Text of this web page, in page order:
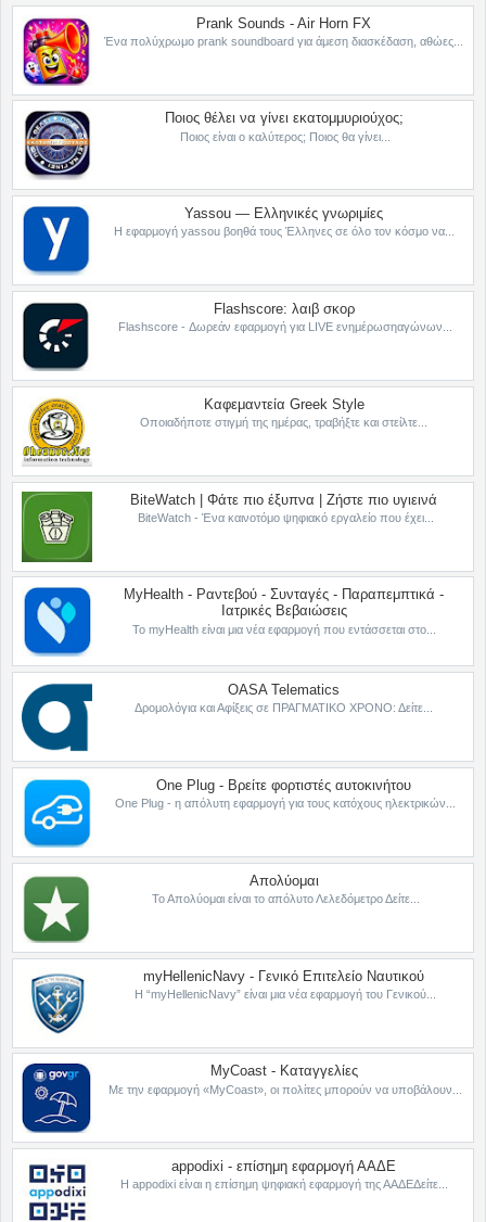
Prank Sounds - Air Horn FX
Ένα πολύχρωμο prank soundboard για άμεση διασκέδαση, αθώες...
Ποιος θέλει να γίνει εκατομμυριούχος;
Ποιος είναι ο καλύτερος; Ποιος θα γίνει...
Yassou — Ελληνικές γνωριμίες
Η εφαρμογή yassou βοηθά τους Έλληνες σε όλο τον κόσμο να...
Flashscore: λαιβ σκορ
Flashscore - Δωρεάν εφαρμογή για LIVE ενημέρωσηαγώνων...
Καφεμαντεία Greek Style
Οποιαδήποτε στιγμή της ημέρας, τραβήξτε και στείλτε...
BiteWatch | Φάτε πιο έξυπνα | Ζήστε πιο υγιεινά
BiteWatch - Ένα καινοτόμο ψηφιακό εργαλείο που έχει...
MyHealth - Ραντεβού - Συνταγές - Παραπεμπτικά -
Ιατρικές Βεβαιώσεις
Το myHealth είναι μια νέα εφαρμογή που εντάσσεται στο...
OASA Telematics
Δρομολόγια και Αφίξεις σε ΠΡΑΓΜΑΤΙΚΟ ΧΡΟΝΟ: Δείτε...
One Plug - Βρείτε φορτιστές αυτοκινήτου
One Plug - η απόλυτη εφαρμογή για τους κατόχους ηλεκτρικών...
Απολύομαι
Το Απολύομαι είναι το απόλυτο Λελεδόμετρο Δείτε...
myHellenicNavy - Γενικό Επιτελείο Ναυτικού
Η “myHellenicNavy” είναι μια νέα εφαρμογή του Γενικού...
MyCoast - Καταγγελίες
Με την εφαρμογή «MyCoast», οι πολίτες μπορούν να υποβάλουν...
appodixi - επίσημη εφαρμογή ΑΑΔΕ
Η appodixi είναι η επίσημη ψηφιακή εφαρμογή της ΑΑΔΕΔείτε...